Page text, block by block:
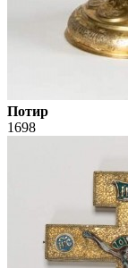
Потир
1698